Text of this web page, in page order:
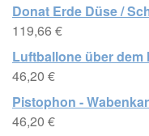
Donat Erde Düse /
119,66 €
Luftballone über dem
46,20 €
Pistophon -
46,20 €